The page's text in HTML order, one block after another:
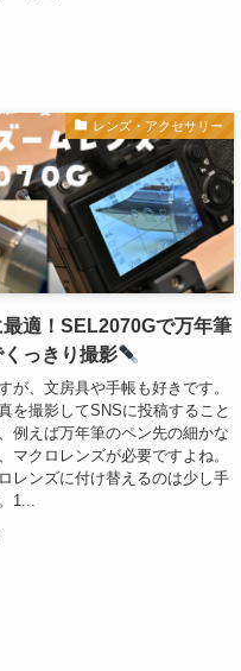
レンズ・アクセサリー
適！SEL2070Gで万年筆
っきり撮影
が、文房具や手帳も好きです。
を撮影してSNSに投稿すること
例えば万年筆のペン先の細かな
マクロレンズが必要ですよね。
レンズに付け替えるのは少し手
1...